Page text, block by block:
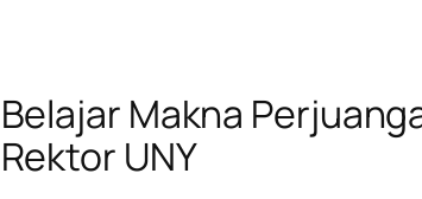
Belajar Makna
Rektor UNY